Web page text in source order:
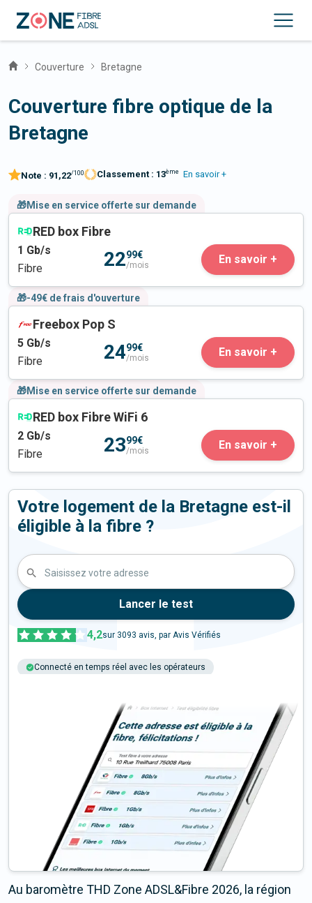
Couverture Bretagne
Couverture fibre optique de la
Bretagne
Note : 91,22/100 Classement : 13ème En savoir +
🎁Mise en service offerte sur demande
RED box Fibre
1 Gb/s
Fibre
2299€
/mois En savoir +
🎁-49€ de frais d'ouverture
Freebox Pop S
5 Gb/s
Fibre
2499€
/mois En savoir +
🎁Mise en service offerte sur demande
RED box Fibre WiFi 6
2 Gb/s
Fibre
2399€
/mois En savoir +
Votre logement de la Bretagne est-il
éligible à la fibre ?
Saisissez votre adresse
Lancer le test
4,2sur 3093 avis, par Avis Vérifiés
Connecté en temps réel avec les opérateurs
Au baromètre THD Zone ADSL&Fibre 2026, la région